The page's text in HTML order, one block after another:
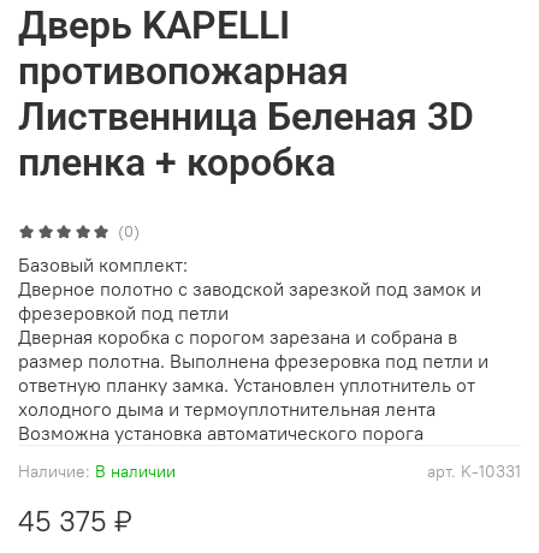
(0)
арт. K-10331
Наличие: В наличии
Дверь KAPELLI
противопожарная
Лиственница Беленая 3D
пленка + коробка
45 375 ₽
Базовый комплект:
Дверное полотно с заводской зарезкой под замок и
фрезеровкой под петли
Дверная коробка с порогом зарезана и собрана в
размер полотна. Выполнена фрезеровка под петли и
ответную планку замка. Установлен уплотнитель от
холодного дыма и термоуплотнительная лента
Возможна установка автоматического порога